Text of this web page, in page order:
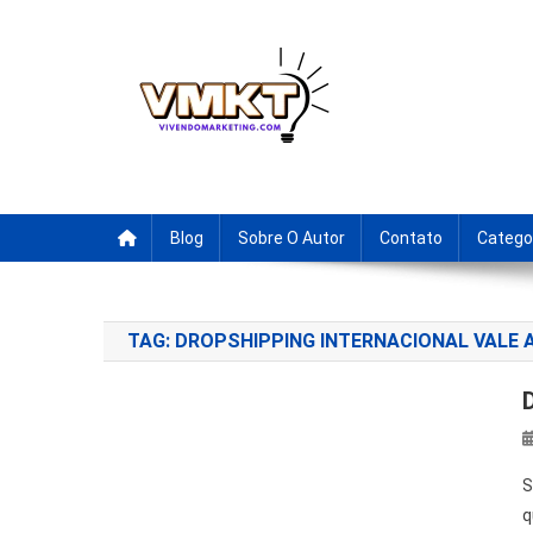
Blog Sobre O Autor Contato
TAG: DROPSHIPPING INTERNACIONAL VALE